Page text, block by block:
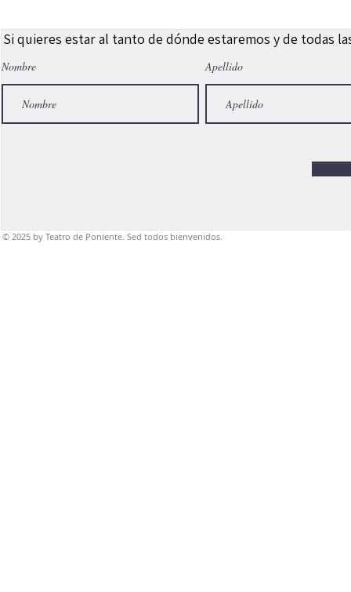
Si quieres estar al tanto de dónde estaremos y de todas
Nombre Apellido
© 2025 by Teatro de Poniente. Sed todos bienvenidos.